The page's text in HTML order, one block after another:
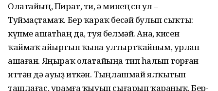
Олатайың, Пират, ти, ә минең өсөн ул –
Туймаҫтамаҡ. Бер ҡараҡ бесәй булып сыҡты:
күпме ашатһаң да, туя белмәй. Ана, кисен
ҡаймаҡ айыртып ҡына ултыртҡайным, урлап
ашаған. Яңыраҡ олатайыңа тип һалып торған
иттән дә ауыҙ иткән. Тыңлашмай ялҡытып
ташла­ғас, урамға ҡыуып сығарып ҡараныҡ. Бер-